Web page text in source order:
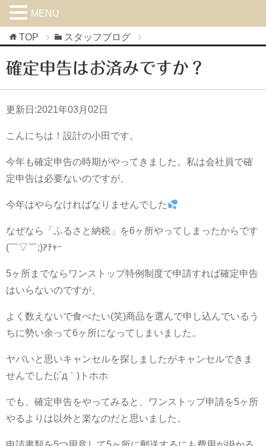
TOP スタッフブログ
確定申告はお済みですか？
更新日:2021年03月02日
こんにちは！設計の小田です。
今年も確定申告の時期がやってきました。私は会社員で確
定申告は必要ないのですが、
今年はやらなければなりませんでした
なぜなら「ふるさと納税」を6ヶ所やってしまったからです
(￣▽￣;)ｱﾁｬｰ
5ヶ所までならワンストップ特例制度で申請すれば確定申告
はいらないのですが、
よく数えないで食べたい(笑)商品を選んで申し込んでいるう
ちに勢い余って6ヶ所になってしまいました。
ヤバいと思いキャンセルを探しましたがキャンセルできま
せんでした(;´д｀)トホホ
でも、確定申告をやってみると、ワンストップ申請を5ヶ所
やるよりは以外と楽なのだと思いました。
MENU